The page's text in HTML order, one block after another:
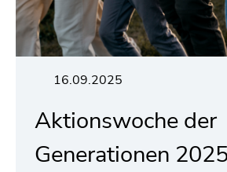
16.09.2025
Aktionswoche der
Generationen